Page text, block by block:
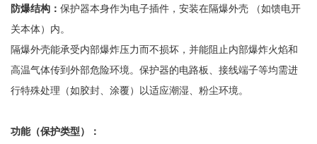
防爆结构： 保护器本身作为电子插件，安装在隔爆外壳
（如馈电开
关本体）内。
隔爆外壳能承受内部爆炸压力而不损坏，并能阻止内部爆炸火焰和
高温气体传到外部危险环境。保护器的电路板、接线端子等均需进
行特殊处理（如胶封、涂覆）以适应潮湿、粉尘环境。
功能（保护类型）：